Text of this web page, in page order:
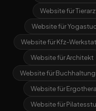
Website für
Website für
Website für Kfz-
Website für Architekt
Website für
Website für
Website für